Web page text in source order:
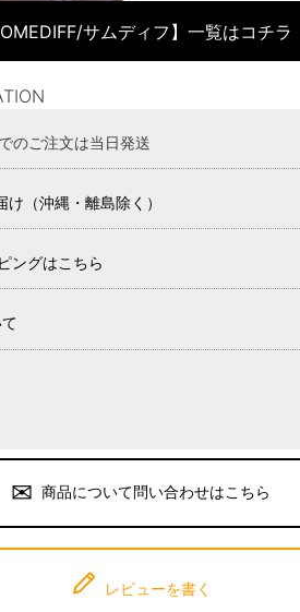
サムディフ】一覧はコチラ
のご注文は当日発送
（沖縄・離島除く）
ングはこちら
商品について問い合わせはこちら
レビューを書く